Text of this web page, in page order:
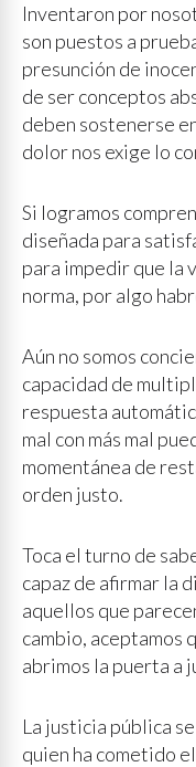
Inventaron por
son puestos a
presunción de
de ser conceptos
deben sostenerse
dolor nos exige lo
Si logramos
diseñada para
para impedir que la
norma, por algo
Aún no somos
capacidad de
respuesta
mal con más mal
momentánea de
orden justo.
Toca el turno de
capaz de afirmar la
aquellos que
cambio, aceptamos
abrimos la puerta a
La justicia pública
quien ha cometido